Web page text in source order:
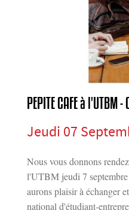
PEPITE CAFE à
Jeudi 07
Nous vous donnons
l'UTBM jeudi 7
aurons plaisir à échanger
national d'étudiant-